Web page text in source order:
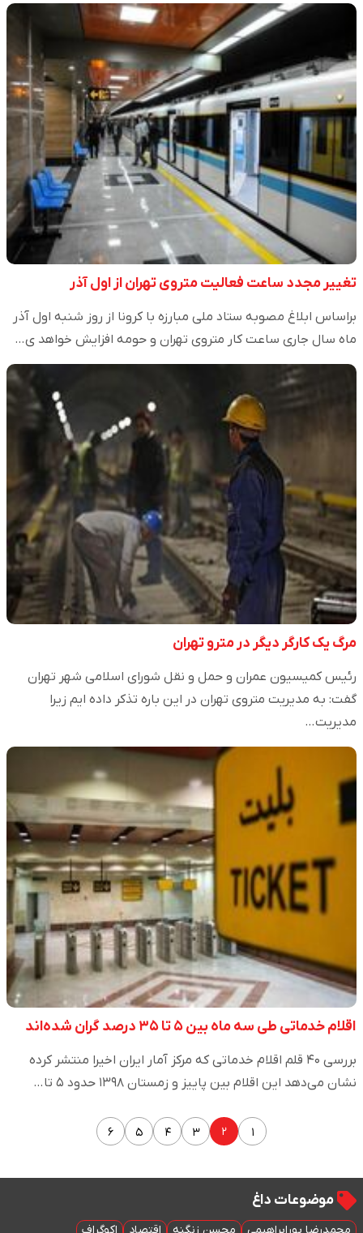
تغییر مجدد ساعت فعالیت متروی تهران از اول آذر
براساس ابلاغ مصوبه ستاد ملی مبارزه با کرونا از روز شنبه اول آذر
ماه سال جاری ساعت کار متروی تهران و حومه افزایش خواهد ی…
مرگ یک کارگر دیگر در مترو تهران
رئیس کمیسیون عمران و حمل و نقل شورای اسلامی شهر تهران
گفت: به مدیریت متروی تهران در این باره تذکر داده ایم زیرا
مدیریت…
اقلام خدماتی طی سه ماه بین ۵ تا ۳۵ درصد گران شده‌اند
بررسی‌ ۴۰ قلم اقلام خدماتی که مرکز آمار ایران اخیرا منتشر کرده
نشان می‌دهد این اقلام بین پاییز و زمستان ۱۳۹۸ حدود ۵ تا…
۱ ۲ ۳ ۴ ۵ ۶
موضوعات داغ